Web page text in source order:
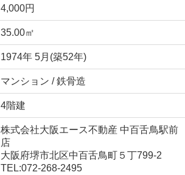
4,000円
35.00㎡
1974年 5月(築52年)
マンション / 鉄骨造
4階建
株式会社大阪エース不動産 中百舌鳥駅前
店
大阪府堺市北区中百舌鳥町５丁799-2
TEL:072-268-2495